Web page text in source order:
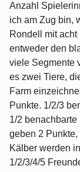
Anzahl
ich am Zug bin,
Rondell mit
entweder den
viele Segmente
es zwei Tiere,
Farm
Punkte. 1/2/3
1/2
geben 2
Kälber werden
1/2/3/4/5